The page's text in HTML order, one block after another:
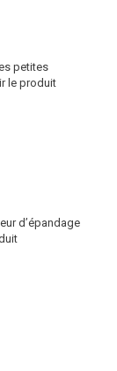
petites
le produit
d’épandage